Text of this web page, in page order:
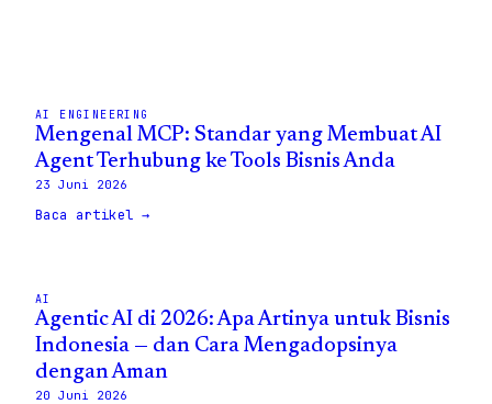
AI ENGINEERING
Mengenal MCP: Standar yang Membuat AI
Agent Terhubung ke Tools Bisnis Anda
23 Juni 2026
Baca artikel →
AI
Agentic AI di 2026: Apa Artinya untuk Bisnis
Indonesia — dan Cara Mengadopsinya
dengan Aman
20 Juni 2026